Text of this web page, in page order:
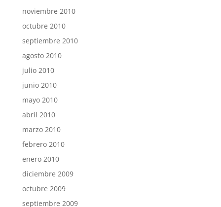
noviembre 2010
octubre 2010
septiembre 2010
agosto 2010
julio 2010
junio 2010
mayo 2010
abril 2010
marzo 2010
febrero 2010
enero 2010
diciembre 2009
octubre 2009
septiembre 2009